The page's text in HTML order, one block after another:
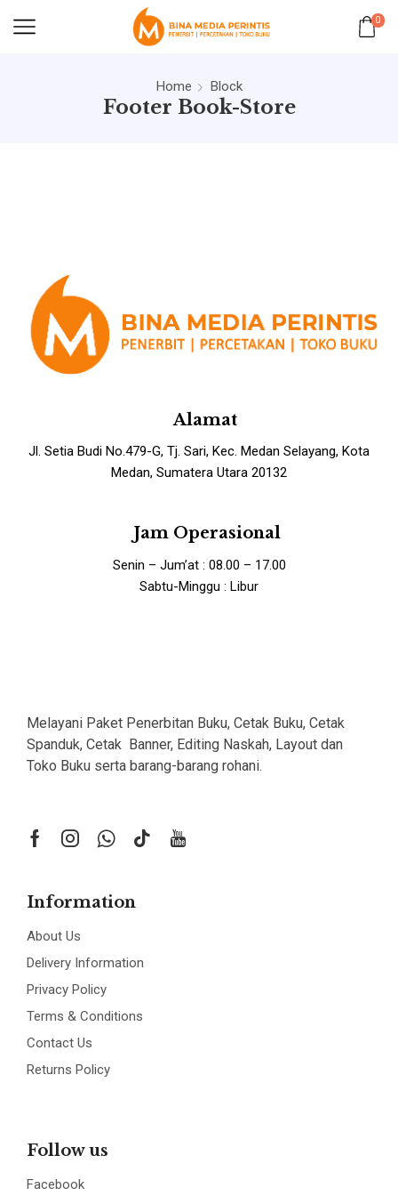
0
Home Block
Footer Book-Store
Alamat
Jl. Setia Budi No.479-G, Tj. Sari, Kec. Medan Selayang, Kota
Medan, Sumatera Utara 20132
Jam Operasional
Senin – Jum’at : 08.00 – 17.00
Sabtu-Minggu : Libur
Melayani Paket Penerbitan Buku, Cetak Buku, Cetak
Spanduk, Cetak Banner, Editing Naskah, Layout dan
Toko Buku serta barang-barang rohani.
Information
About Us
Delivery Information
Privacy Policy
Terms & Conditions
Contact Us
Returns Policy
Follow us
Facebook